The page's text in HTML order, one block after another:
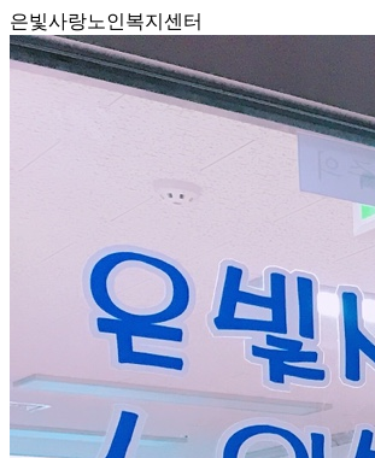
은빛사랑노인복지센터